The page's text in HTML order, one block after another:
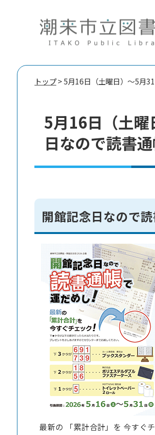
トップ> 5月16日（土曜日）～5月
5月16日（土
日なので読書
開館記念日なので
最新の 「累計合計」を 今すぐ